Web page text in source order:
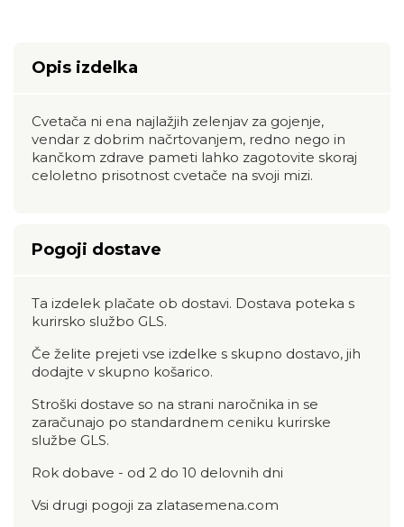
Opis izdelka
Cvetača ni ena najlažjih zelenjav za gojenje,
vendar z dobrim načrtovanjem, redno nego in
kančkom zdrave pameti lahko zagotovite skoraj
celoletno prisotnost cvetače na svoji mizi.
Pogoji dostave
Ta izdelek plačate ob dostavi. Dostava poteka s
kurirsko službo GLS.
Če želite prejeti vse izdelke s skupno dostavo, jih
dodajte v skupno košarico.
Stroški dostave so na strani naročnika in se
zaračunajo po standardnem ceniku kurirske
službe GLS.
Rok dobave - od 2 do 10 delovnih dni
Vsi drugi pogoji za zlatasemena.com